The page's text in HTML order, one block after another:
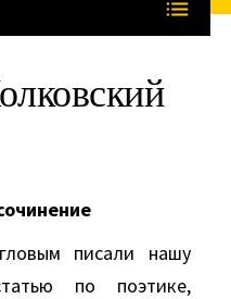
писали нашу
по поэтике,